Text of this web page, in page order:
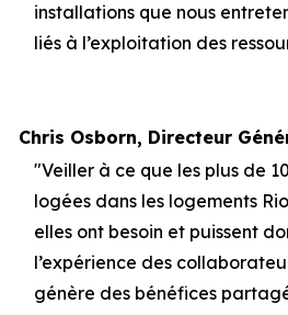
installations que nous
liés à l’exploitation des
Chris Osborn, Directeur
"Veiller à ce que les plus de
logées dans les logements
elles ont besoin et puissent
l’expérience des
génère des bénéfices